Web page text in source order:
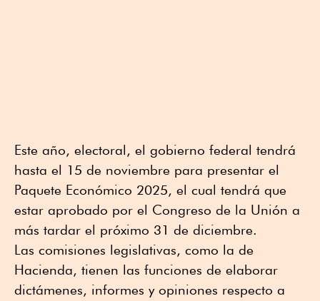
Este año, electoral, el gobierno federal tendrá
hasta el 15 de noviembre para presentar el
Paquete Económico 2025, el cual tendrá que
estar aprobado por el Congreso de la Unión a
más tardar el próximo 31 de diciembre.
Las comisiones legislativas, como la de
Hacienda, tienen las funciones de elaborar
dictámenes, informes y opiniones respecto a